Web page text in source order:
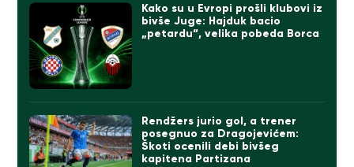
Kako su u Evropi prošli klubovi iz
bivše Juge: Hajduk bacio
„petardu“, velika pobeda Borca
Rendžers jurio gol, a trener
posegnuo za Dragojevićem:
Škoti ocenili debi bivšeg
kapitena Partizana